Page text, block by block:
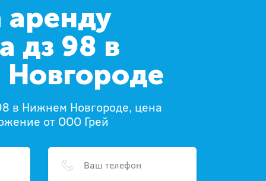
дз 98 в
в Нижнем Новгороде, цена
от ООО Грей